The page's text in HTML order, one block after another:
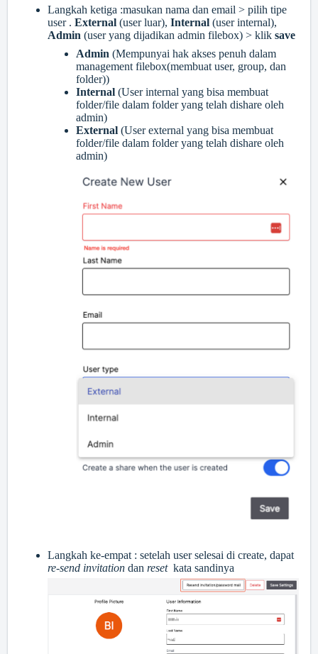
Langkah ketiga :masukan nama dan email > pilih tipe
user . External (user luar), Internal (user internal),
Admin (user yang dijadikan admin filebox) > klik save
Admin (Mempunyai hak akses penuh dalam
management filebox(membuat user, group, dan
folder))
Internal (User internal yang bisa membuat
folder/file dalam folder yang telah dishare oleh
admin)
External (User external yang bisa membuat
folder/file dalam folder yang telah dishare oleh
admin)
Langkah ke-empat : setelah user selesai di create, dapat
re-send invitation dan reset kata sandinya